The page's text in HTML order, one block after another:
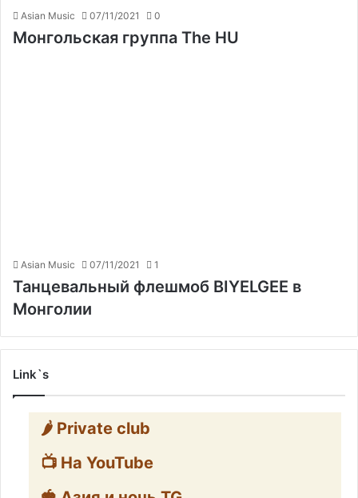
Asian Music 07/11/2021 0
Монгольская группа The HU
Asian Music 07/11/2021 1
Танцевальный флешмоб BIYELGEE в
Монголии
Link`s
🌶️ Private club
📺 На YouTube